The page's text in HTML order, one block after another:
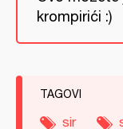
krompirići :)
TAGOVI
sir